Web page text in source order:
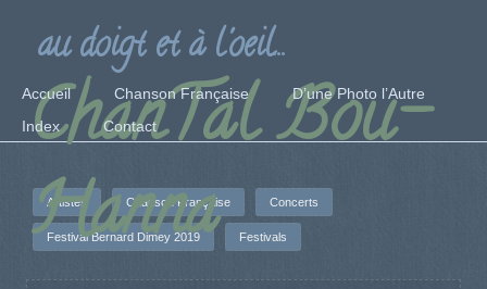
ChanTal Bou-
Hanna
au doigt et à l'oeil...
Accueil Chanson Française
D’une Photo l’Autre
Index
Contact
Artistes Chanson Française Concerts
Festival Bernard Dimey 2019 Festivals